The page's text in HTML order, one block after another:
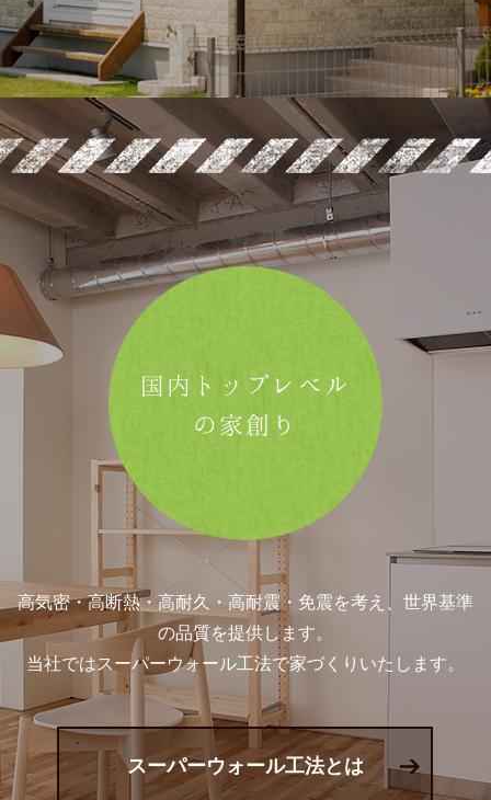
国内トップレベル
の家創り
高気密・高断熱・高耐久・高耐震・免震を考え、世界基準
の品質を提供します。
当社ではスーパーウォール工法で家づくりいたします。
スーパーウォール工法とは